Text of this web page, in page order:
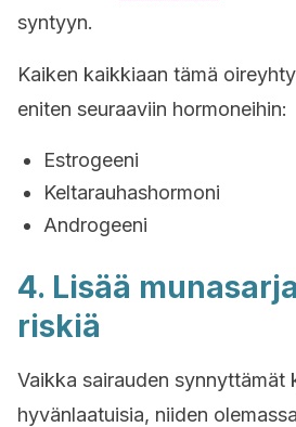
syntyyn.
Kaiken kaikkiaan tämä
eniten seuraaviin hormoneihin:
Estrogeeni
Keltarauhashormoni
Androgeeni
4. Lisää
riskiä
Vaikka sairauden synnyttämät
hyvänlaatuisia, niiden